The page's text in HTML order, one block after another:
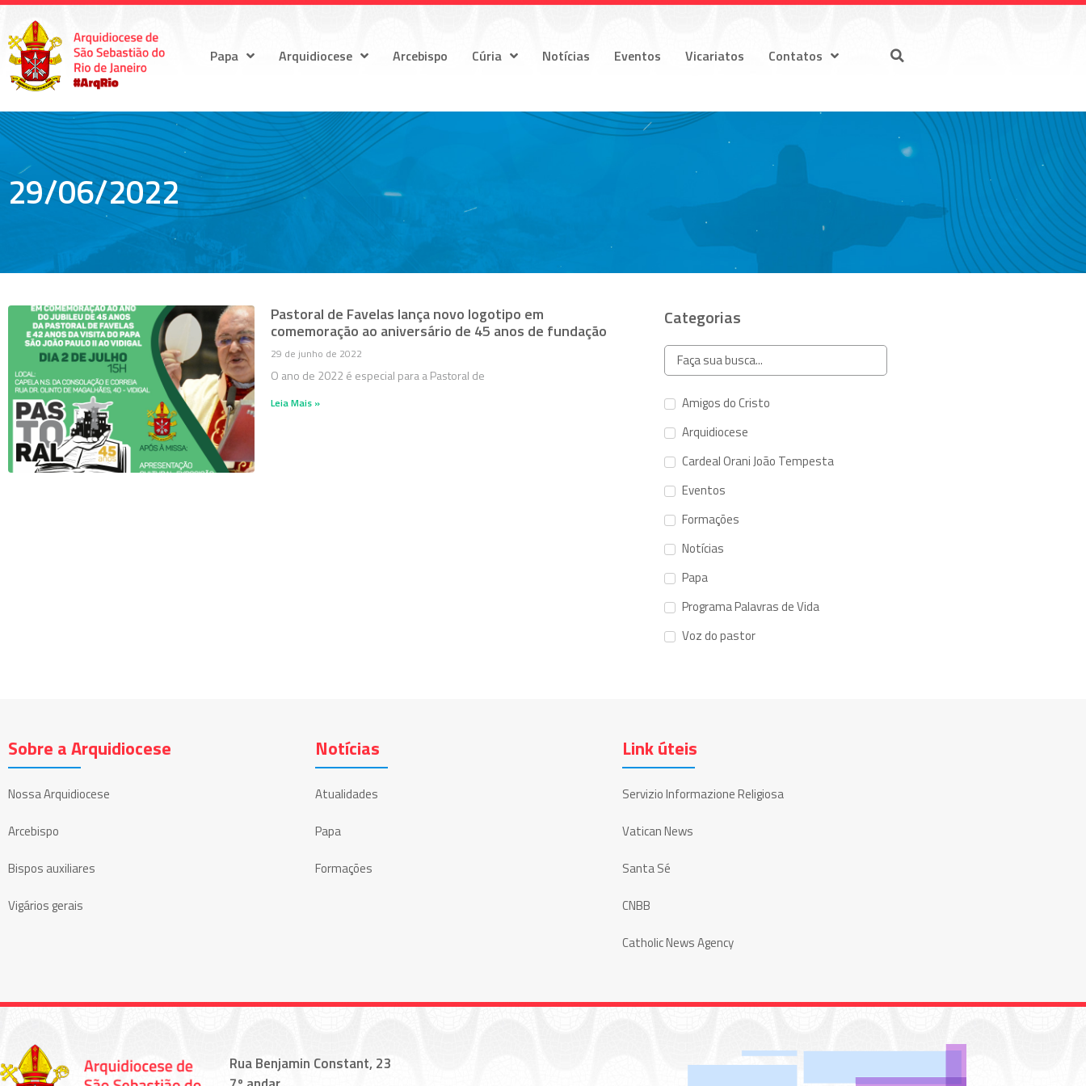
Papa Arquidiocese Arcebispo Cúria Notícias Eventos Vicariatos Contatos
29/06/2022
Pastoral de Favelas lança novo logotipo em
comemoração ao aniversário de 45 anos de fundação
29 de junho de 2022
O ano de 2022 é especial para a Pastoral de
Leia Mais »
Categorias
Amigos do Cristo
Arquidiocese
Cardeal Orani João Tempesta
Eventos
Formações
Notícias
Papa
Programa Palavras de Vida
Voz do pastor
Sobre a Arquidiocese
Nossa Arquidiocese
Arcebispo
Bispos auxiliares
Vigários gerais
Notícias
Atualidades
Papa
Formações
Link úteis
Servizio Informazione Religiosa
Vatican News
Santa Sé
CNBB
Catholic News Agency
Rua Benjamin Constant, 23